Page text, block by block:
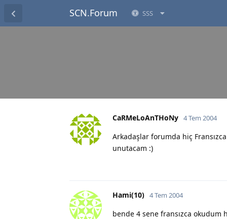
SCN.Forum SSS
CaRMeLoAnTHoNy 4 Tem 2004
Arkadaşlar forumda hiç
unutacam :)
Hami(10) 4 Tem 2004
bende 4 sene fransızca okudum